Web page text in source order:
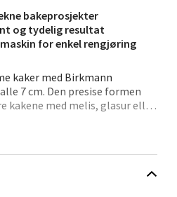
bakeprosjekter
og tydelig resultat
for enkel rengjøring
kaker med Birkmann
7 cm. Den presise formen
kakene med melis, glasur eller
som
Senter
52, 5147 Fyllingsdalen